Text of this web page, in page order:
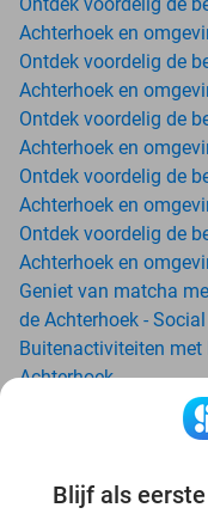
Blijf als
Achterhoek en
Ontdek voordelig de
Achterhoek en
Ontdek voordelig de
Achterhoek en
Ontdek voordelig de
Achterhoek en
Ontdek voordelig de
Achterhoek en
Geniet van matcha
de Achterhoek - Social
Buitenactiviteiten
Achterhoek
Ga voordelig de
Social Deal